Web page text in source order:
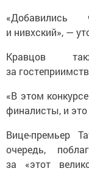
«Добавились
и нивхский», —
Кравцов
за
«В этом
финалисты, и
Вице-премьер
очередь,
за «этот